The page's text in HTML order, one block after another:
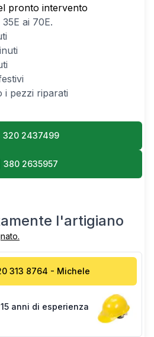
pronto intervento
35E ai 70E.
i pezzi riparati
320 2437499
380 2635957
l'artigiano
313 8764 - Michele
15 anni di esperienza